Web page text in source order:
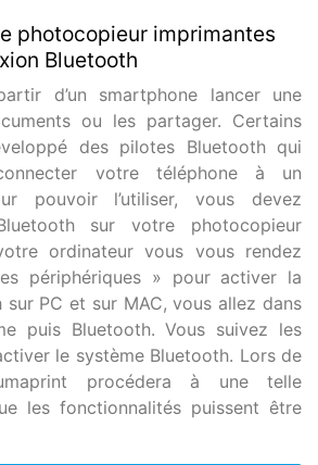
photocopieur imprimantes
Bluetooth
d’un smartphone lancer une
ou les partager. Certains
des pilotes Bluetooth qui
votre téléphone à un
pouvoir l’utiliser, vous devez
sur votre photocopieur
ordinateur vous vous rendez
périphériques » pour activer la
PC et sur MAC, vous allez dans
puis Bluetooth. Vous suivez les
le système Bluetooth. Lors de
procédera à une telle
les fonctionnalités puissent être